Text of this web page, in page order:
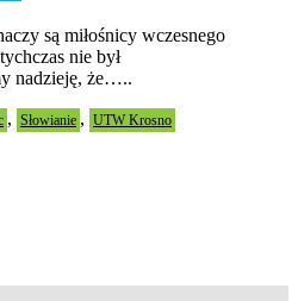
są miłośnicy wczesnego
nie był
nadzieję, że…..
, Słowianie , UTW Krosno